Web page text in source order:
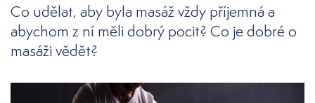
Co udělat, aby byla masáž vždy příjemná a
abychom z ní měli dobrý pocit? Co je dobré o
masáži vědět?